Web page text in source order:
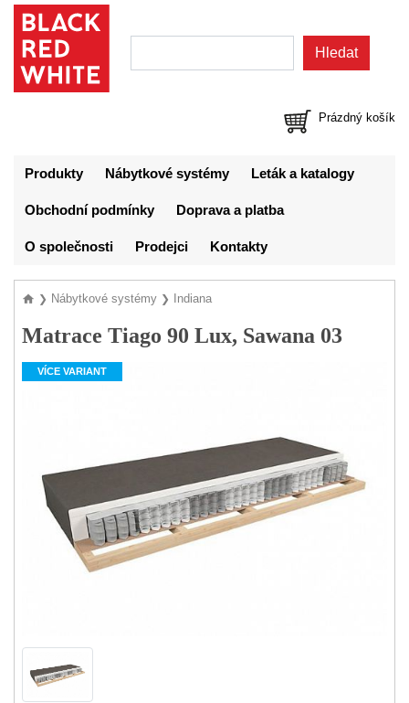
Prázdný košík
Produkty Nábytkové systémy Leták a katalogy
Obchodní podmínky Doprava a platba
O společnosti Prodejci Kontakty
❯ Nábytkové systémy ❯ Indiana
Matrace Tiago 90 Lux, Sawana 03
VÍCE VARIANT